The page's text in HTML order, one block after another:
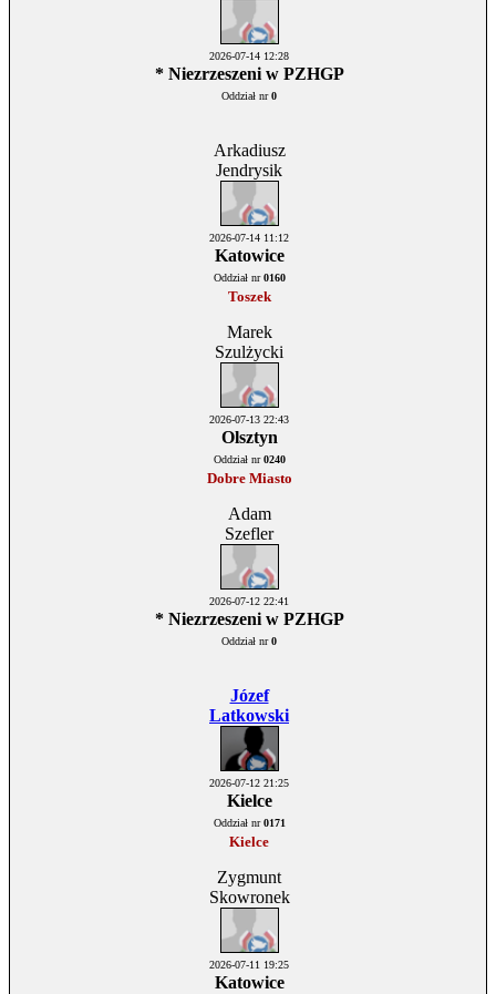
2026-07-14 12:28
* Niezrzeszeni w PZHGP
Oddział nr0
Arkadiusz
Jendrysik
2026-07-14 11:12
Katowice
Oddział nr0160
Toszek
Marek
Szulżycki
2026-07-13 22:43
Olsztyn
Oddział nr0240
Dobre Miasto
Adam
Szefler
2026-07-12 22:41
* Niezrzeszeni w PZHGP
Oddział nr0
Józef
Latkowski
2026-07-12 21:25
Kielce
Oddział nr0171
Kielce
Zygmunt
Skowronek
2026-07-11 19:25
Katowice